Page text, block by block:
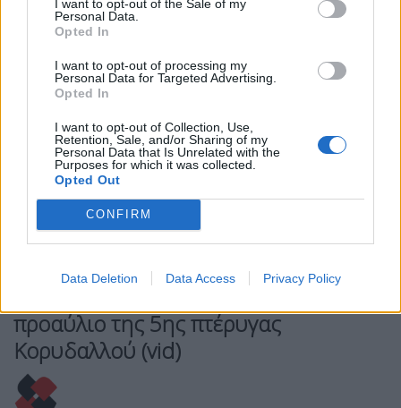
I want to opt-out of the Sale of my
Personal Data.
Opted In
I want to opt-out of processing my
Personal Data for Targeted Advertising.
Opted In
I want to opt-out of Collection, Use,
Retention, Sale, and/or Sharing of my
Personal Data that Is Unrelated with the
Purposes for which it was collected.
Opted Out
CONFIRM
Data Deletion Data Access Privacy Policy
προαύλιο της 5ης πτέρυγας
Κορυδαλλού (vid)